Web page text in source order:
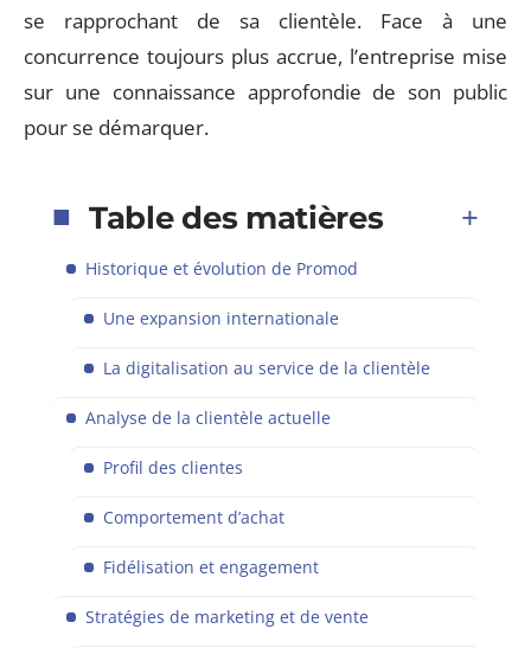
se rapprochant de sa clientèle. Face à une
concurrence toujours plus accrue, l’entreprise mise
sur une connaissance approfondie de son public
pour se démarquer.
Table des matières
Historique et évolution de Promod
Une expansion internationale
La digitalisation au service de la clientèle
Analyse de la clientèle actuelle
Profil des clientes
Comportement d’achat
Fidélisation et engagement
Stratégies de marketing et de vente